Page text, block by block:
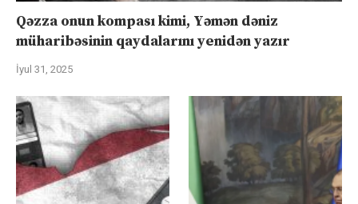
Qəzza onun kompası kimi, Yəmən dəniz
müharibəsinin qaydalarını yenidən yazır
İyul 31, 2025